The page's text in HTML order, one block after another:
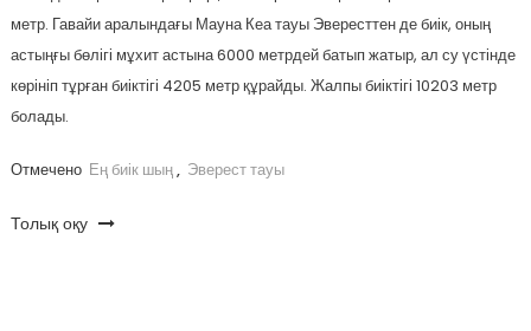
метр. Гавайи аралындағы Мауна Кеа тауы Эвересттен де биік, оның
астыңғы бөлігі мұхит астына 6000 метрдей батып жатыр, ал су үстінде
көрініп тұрған биіктігі 4205 метр құрайды. Жалпы биіктігі 10203 метр
болады.
Отмечено Ең биік шың, Эверест тауы
Толық оқу